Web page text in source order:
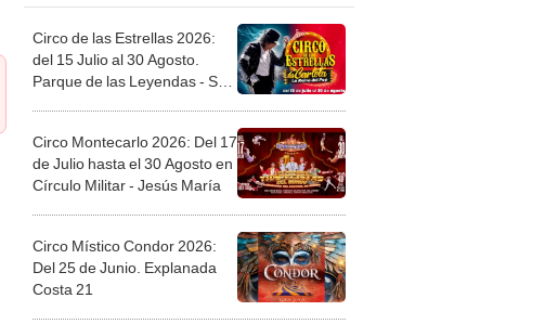
Circo de las Estrellas 2026:
del 15 Julio al 30 Agosto.
Parque de las Leyendas - San
Circo Montecarlo 2026: Del 17
de Julio hasta el 30 Agosto en
Círculo Militar - Jesús María
Circo Místico Condor 2026:
Del 25 de Junio. Explanada
Costa 21